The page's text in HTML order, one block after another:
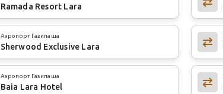
Ramada Resort Lara
Аэропорт Газипаша
Sherwood Exclusive Lara
Аэропорт Газипаша
Baia Lara Hotel